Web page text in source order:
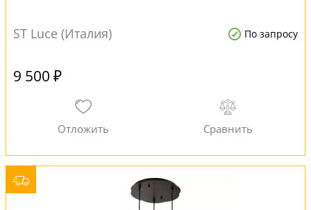
ST Luce (Италия) По запросу
9 500 ₽